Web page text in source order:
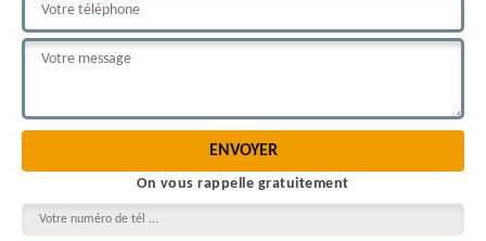
On vous rappelle gratuitement